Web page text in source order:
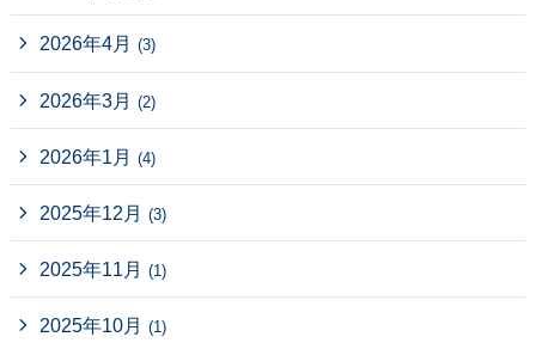
2026年4月 (3)
2026年3月 (2)
2026年1月 (4)
2025年12月 (3)
2025年11月 (1)
2025年10月 (1)